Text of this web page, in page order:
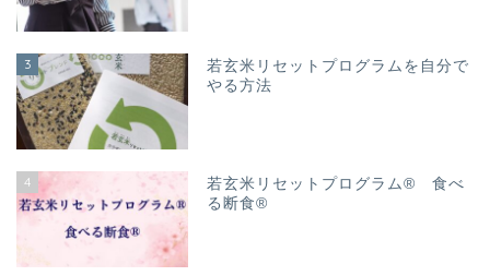
3
若玄米リセットプログラムを自分で
やる方法
4
若玄米リセットプログラム® 食べ
る断食®